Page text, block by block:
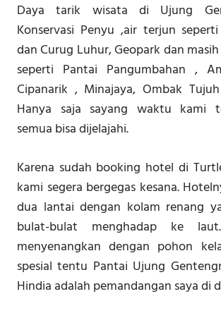
Daya tarik wisata di Ujung
Konservasi Penyu ,air terjun
dan Curug Luhur, Geopark dan
seperti Pantai Pangumbahan ,
Cipanarik , Minajaya, Ombak
Hanya saja sayang waktu kami
semua bisa dijelajahi.
Karena sudah booking hotel di
kami segera bergegas kesana.
dua lantai dengan kolam renang
bulat-bulat menghadap ke laut.
menyenangkan dengan pohon
spesial tentu Pantai Ujung
Hindia adalah pemandangan saya di